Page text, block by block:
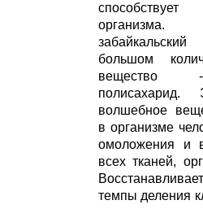
способствует
организма.
большом
вещество
полисахарид.
волшебное
в организме
омоложения и
всех тканей,
темпы деления